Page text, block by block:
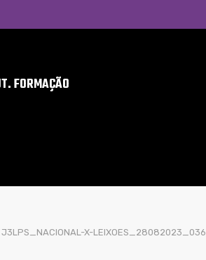
FORMAÇÃO
J3LPS_NACIONAL-X-LEIXOES_28082023_036